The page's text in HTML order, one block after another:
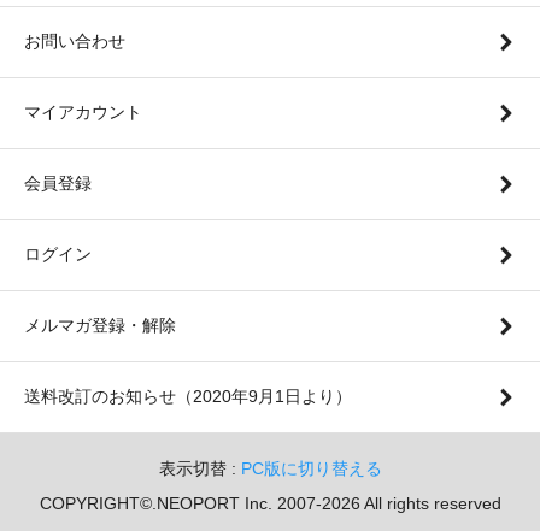
お問い合わせ
マイアカウント
会員登録
ログイン
メルマガ登録・解除
送料改訂のお知らせ（2020年9月1日より）
表示切替 : PC版に切り替える
COPYRIGHT©.NEOPORT Inc. 2007-2026 All rights reserved